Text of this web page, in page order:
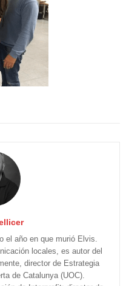
el año en que murió Elvis.
locales, es autor del
director de Estrategia
de Catalunya (UOC).